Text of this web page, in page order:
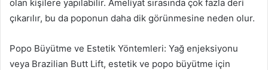
olan kişilere yapılabilir. Ameliyat sırasında çok fazla deri
çıkarılır, bu da poponun daha dik görünmesine neden olur.
Popo Büyütme ve Estetik Yöntemleri: Yağ enjeksiyonu
veya Brazilian Butt Lift, estetik ve popo büyütme için